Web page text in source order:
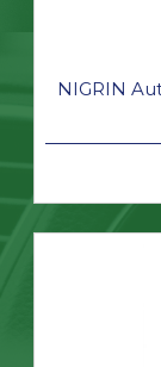
NIGRIN